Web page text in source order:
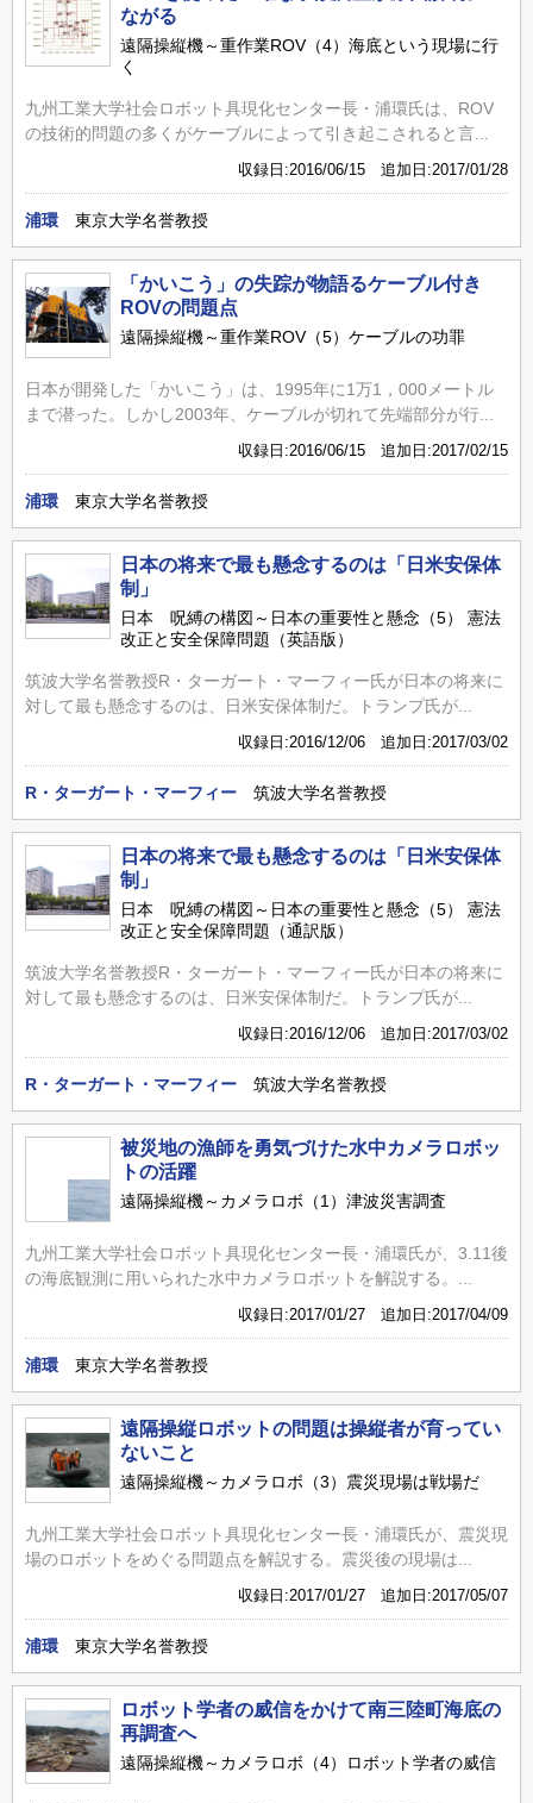
ながる
遠隔操縦機～重作業ROV（4）海底という現場に行
く
九州工業大学社会ロボット具現化センター長・浦環氏は、ROV
の技術的問題の多くがケーブルによって引き起こされると言...
収録日:2016/06/15 追加日:2017/01/28
浦環 東京大学名誉教授
「かいこう」の失踪が物語るケーブル付き
ROVの問題点
遠隔操縦機～重作業ROV（5）ケーブルの功罪
日本が開発した「かいこう」は、1995年に1万1，000メートル
まで潜った。しかし2003年、ケーブルが切れて先端部分が行...
収録日:2016/06/15 追加日:2017/02/15
浦環 東京大学名誉教授
日本の将来で最も懸念するのは「日米安保体
制」
日本 呪縛の構図～日本の重要性と懸念（5） 憲法
改正と安全保障問題（英語版）
筑波大学名誉教授R・ターガート・マーフィー氏が日本の将来に
対して最も懸念するのは、日米安保体制だ。トランプ氏が...
収録日:2016/12/06 追加日:2017/03/02
R・ターガート・マーフィー 筑波大学名誉教授
日本の将来で最も懸念するのは「日米安保体
制」
日本 呪縛の構図～日本の重要性と懸念（5） 憲法
改正と安全保障問題（通訳版）
筑波大学名誉教授R・ターガート・マーフィー氏が日本の将来に
対して最も懸念するのは、日米安保体制だ。トランプ氏が...
収録日:2016/12/06 追加日:2017/03/02
R・ターガート・マーフィー 筑波大学名誉教授
被災地の漁師を勇気づけた水中カメラロボッ
トの活躍
遠隔操縦機～カメラロボ（1）津波災害調査
九州工業大学社会ロボット具現化センター長・浦環氏が、3.11後
の海底観測に用いられた水中カメラロボットを解説する。...
収録日:2017/01/27 追加日:2017/04/09
浦環 東京大学名誉教授
遠隔操縦ロボットの問題は操縦者が育ってい
ないこと
遠隔操縦機～カメラロボ（3）震災現場は戦場だ
九州工業大学社会ロボット具現化センター長・浦環氏が、震災現
場のロボットをめぐる問題点を解説する。震災後の現場は...
収録日:2017/01/27 追加日:2017/05/07
浦環 東京大学名誉教授
ロボット学者の威信をかけて南三陸町海底の
再調査へ
遠隔操縦機～カメラロボ（4）ロボット学者の威信